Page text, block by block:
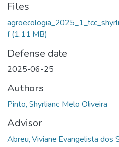
Files
f(1.11 MB)
Defense date
2025-06-25
Authors
Pinto, Shyrliano Melo Oliveira
Advisor
Abreu, Viviane Evangelista dos